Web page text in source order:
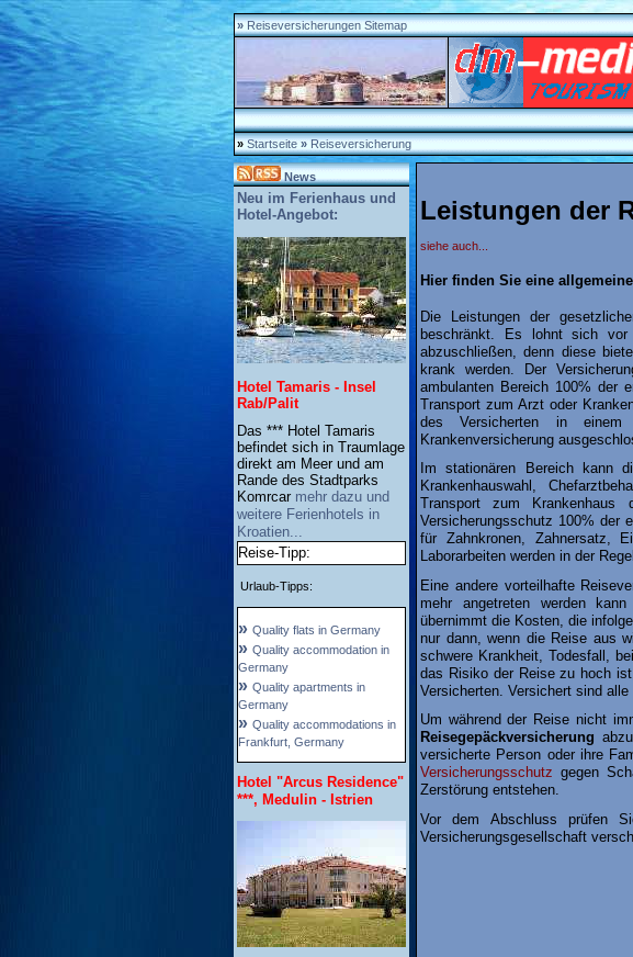
» Reiseversicherungen Sitemap
» Startseite » Reiseversicherung
News
Neu im Ferienhaus und
Hotel-Angebot:
Hotel Tamaris - Insel
Rab/Palit
Das *** Hotel Tamaris
befindet sich in Traumlage
direkt am Meer und am
Rande des Stadtparks
Komrcar mehr dazu und
weitere Ferienhotels in
Kroatien...
Reise-Tipp:
Urlaub-Tipps:
» Quality flats in Germany
» Quality accommodation in
Germany
» Quality apartments in
Germany
» Quality accommodations in
Frankfurt, Germany
Hotel "Arcus Residence"
***, Medulin - Istrien
Leistungen der
siehe auch...
Hier finden Sie eine
Die Leistungen der
beschränkt. Es lohnt sich
abzuschließen, denn diese
krank werden. Der
ambulanten Bereich 100% der
Transport zum Arzt oder
des Versicherten in einem
Krankenversicherung
Im stationären Bereich kann
Krankenhauswahl,
Transport zum Krankenhaus
Versicherungsschutz 100% der
für Zahnkronen, Zahnersatz,
Laborarbeiten werden in der
Eine andere vorteilhafte
mehr angetreten werden
übernimmt die Kosten, die
nur dann, wenn die Reise aus
schwere Krankheit, Todesfall,
das Risiko der Reise zu hoch
Versicherten. Versichert sind
Um während der Reise nicht
Reisegepäckversicherung
versicherte Person oder ihre
Versicherungsschutz gegen
Zerstörung entstehen.
Vor dem Abschluss prüfen
Versicherungsgesellschaft